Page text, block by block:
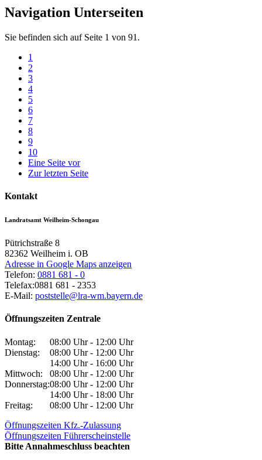
Navigation Unterseiten
Sie befinden sich auf Seite 1 von 91.
1
2
3
4
5
6
7
8
9
10
Eine Seite vor
Zur letzten Seite
Kontakt
Landratsamt Weilheim-Schongau
Pütrichstraße 8
82362 Weilheim i. OB
Adresse in Google Maps anzeigen
Telefon: 0881 681 - 0
Telefax:0881 681 - 2353
E-Mail: poststelle@lra-wm.bayern.de
Öffnungszeiten Zentrale
Montag:
08:00 Uhr - 12:00 Uhr
Dienstag:
08:00 Uhr - 12:00 Uhr
14:00 Uhr - 16:00 Uhr
Mittwoch:
08:00 Uhr - 12:00 Uhr
Donnerstag:08:00 Uhr - 12:00 Uhr
14:00 Uhr - 18:00 Uhr
Freitag:
08:00 Uhr - 12:00 Uhr
Öffnungszeiten Kfz.-Zulassung
Öffnungszeiten Führerscheinstelle
Bitte Annahmeschluss beachten